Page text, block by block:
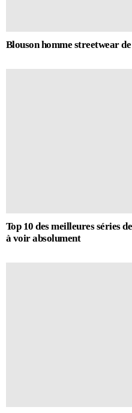
Blouson homme streetwear
Top 10 des meilleures séries
à voir absolument